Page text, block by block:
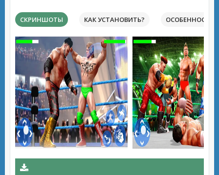
СКРИНШОТЫ КАК УСТАНОВИТЬ? ОСОБЕННОСТИ